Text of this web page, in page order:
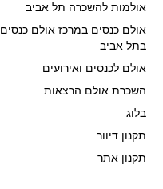
אולמות להשכרה תל אביב
אולם כנסים במרכז אולם כנסים
בתל אביב
אולם לכנסים ואירועים
השכרת אולם הרצאות
בלוג
תקנון דיוור
תקנון אתר